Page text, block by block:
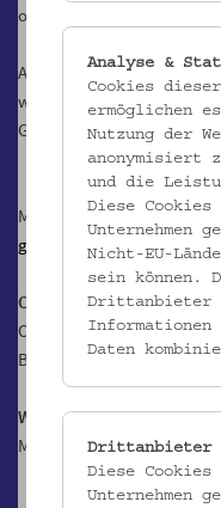
oder Quitte bis hin zum
Abschließend noch ein
wird keines angeboten,
Grillgut, denn es steht ein
Most/Kontakt:
gesoks.net
Ort:
Otto Wagner Areal,
Baumgartner Höhe 1, 1140
Wann:
Mai-Sep: Dienstags, 17 Uhr
Analyse &
Cookies
ermöglichen
Nutzung der
anonymisiert
und die
Diese Cookies
Unternehmen
Nicht-EU-
sein können.
Drittanbieter
Informationen
Daten
Drittanbieter
Diese Cookies
Unternehmen